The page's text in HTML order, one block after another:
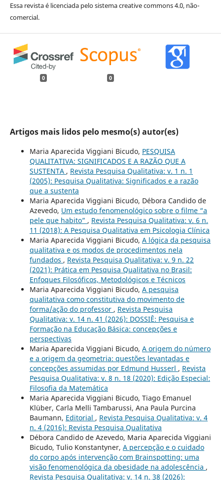
Essa revista é licenciada pelo sistema creative commons 4.0, não-
comercial.
0 0
Artigos mais lidos pelo mesmo(s) autor(es)
Maria Aparecida Viggiani Bicudo, PESQUISA
QUALITATIVA: SIGNIFICADOS E A RAZÃO QUE A
SUSTENTA , Revista Pesquisa Qualitativa: v. 1 n. 1
(2005): Pesquisa Qualitativa: Significados e a razão
que a sustenta
Maria Aparecida Viggiani Bicudo, Débora Candido de
Azevedo, Um estudo fenomenológico sobre o filme “a
pele que habito” , Revista Pesquisa Qualitativa: v. 6 n.
11 (2018): A Pesquisa Qualitativa em Psicologia Clí­nica
Maria Aparecida Viggiani Bicudo, A lógica da pesquisa
qualitativa e os modos de procedimentos nela
fundados , Revista Pesquisa Qualitativa: v. 9 n. 22
(2021): Prática em Pesquisa Qualitativa no Brasil:
Enfoques Filosóficos, Metodológicos e Técnicos
Maria Aparecida Viggiani Bicudo, A pesquisa
qualitativa como constitutiva do movimento de
forma/ação do professor , Revista Pesquisa
Qualitativa: v. 14 n. 41 (2026): DOSSIÊ: Pesquisa e
Formação na Educação Básica: concepções e
perspectivas
Maria Aparecida Viggiani Bicudo, A origem do número
e a origem da geometria: questões levantadas e
concepções assumidas por Edmund Husserl , Revista
Pesquisa Qualitativa: v. 8 n. 18 (2020): Edição Especial:
Filosofia da Matemática
Maria Aparecida Viggiani Bicudo, Tiago Emanuel
Klüber, Carla Melli Tambarussi, Ana Paula Purcina
Baumann, Editorial , Revista Pesquisa Qualitativa: v. 4
n. 4 (2016): Revista Pesquisa Qualitativa
Débora Candido de Azevedo, Maria Aparecida Viggiani
Bicudo, Tulio Konstantyner, A percepção e o cuidado
do corpo após intervenção com Brainspotting: uma
visão fenomenológica da obesidade na adolescência ,
Revista Pesquisa Qualitativa: v. 14 n. 38 (2026):